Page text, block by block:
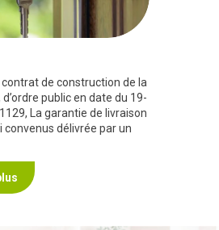
contrat de construction de la
d’ordre public en date du 19-
La garantie de livraison
convenus délivrée par un